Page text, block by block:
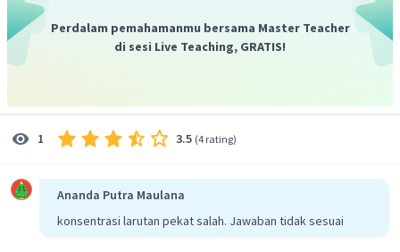
Perdalam pemahamanmu bersama Master Teacher
di sesi Live Teaching, GRATIS!
1 3.5 (4 rating)
Ananda Putra Maulana
konsentrasi larutan pekat salah. Jawaban tidak sesuai